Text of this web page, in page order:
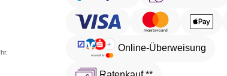
Online-Überweisung